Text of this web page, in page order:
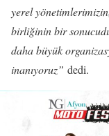
yerel
birliğinin bir
daha büyük
inanıyoruz” dedi.